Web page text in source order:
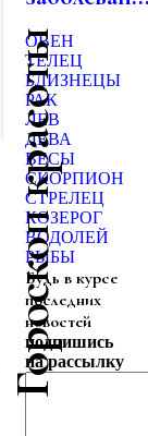
Гороскоп красоты
ОВЕН
ТЕЛЕЦ
БЛИЗНЕЦЫ
РАК
ЛЕВ
ДЕВА
ВЕСЫ
СКОРПИОН
СТРЕЛЕЦ
КОЗЕРОГ
ВОДОЛЕЙ
РЫБЫ
Будь в курсе
последних
новостей
подпишись
на рассылку